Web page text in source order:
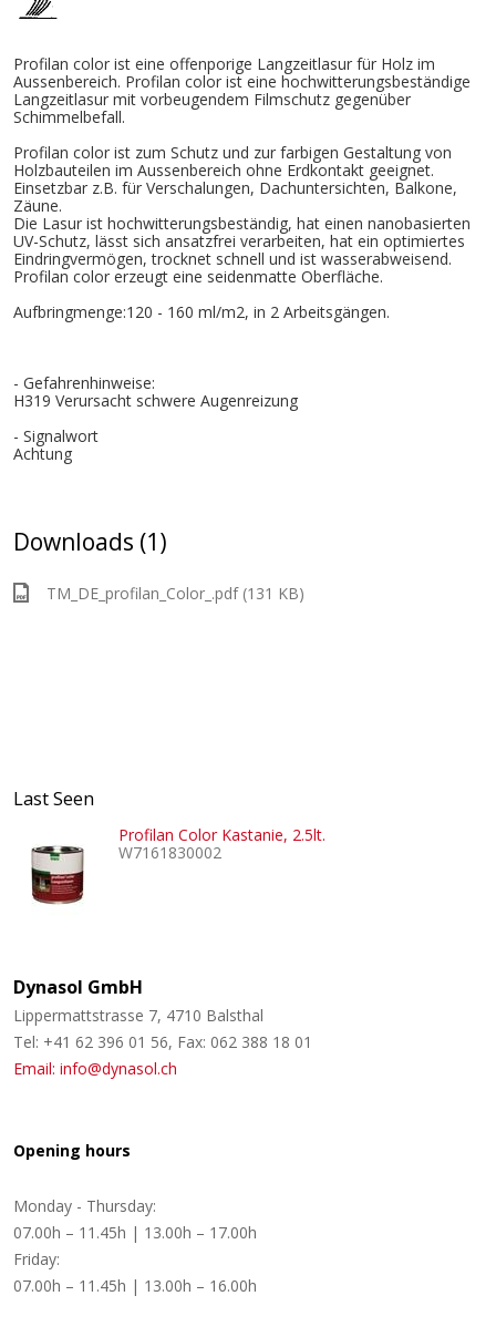
Profilan color ist eine offenporige Langzeitlasur für Holz im
Aussenbereich. Profilan color ist eine hochwitterungsbeständige
Langzeitlasur mit vorbeugendem Filmschutz gegenüber
Schimmelbefall.
Profilan color ist zum Schutz und zur farbigen Gestaltung von
Holzbauteilen im Aussenbereich ohne Erdkontakt geeignet.
Einsetzbar z.B. für Verschalungen, Dachuntersichten, Balkone,
Zäune.
Die Lasur ist hochwitterungsbeständig, hat einen nanobasierten
UV-Schutz, lässt sich ansatzfrei verarbeiten, hat ein optimiertes
Eindringvermögen, trocknet schnell und ist wasserabweisend.
Profilan color erzeugt eine seidenmatte Oberfläche.
Aufbringmenge:120 - 160 ml/m2, in 2 Arbeitsgängen.
- Gefahrenhinweise:
H319 Verursacht schwere Augenreizung
- Signalwort
Achtung
Downloads (1)
TM_DE_profilan_Color_.pdf (131 KB)
Last Seen
Profilan Color Kastanie, 2.5lt.
W7161830002
Dynasol GmbH
Lippermattstrasse 7, 4710 Balsthal
Tel: +41 62 396 01 56, Fax: 062 388 18 01
Email: info@dynasol.ch
Opening hours
Monday - Thursday:
07.00h – 11.45h | 13.00h – 17.00h
Friday:
07.00h – 11.45h | 13.00h – 16.00h